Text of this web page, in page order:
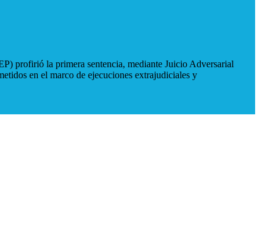
profirió la primera sentencia, mediante Juicio Adversarial
en el marco de ejecuciones extrajudiciales y